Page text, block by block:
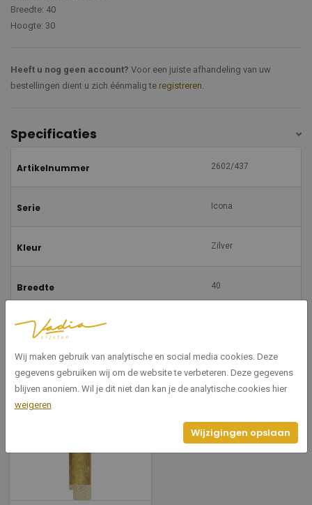
Breedte: 40
Hoogte: 30
Heeft u nog geen account? Voor een juiste afhandeling van uw
bestellingen dient u zich éénmalig te registreren.
Specificaties
Artikelnummer 2602/437
Serie Icona
Kleur Zilver
Breedte 40
Hoogte
Gerelateerde producten
Wij maken gebruik van analytische en social media cookies. Deze
gegevens gebruiken wij om de website te verbeteren. Deze gegevens
blijven anoniem. Wil je dit niet dan kan je de analytische cookies hier
weigeren
Wijzigingen opslaan